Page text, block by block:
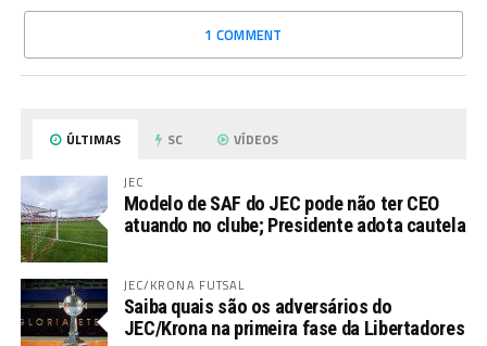
1 COMMENT
ÚLTIMAS SC VÍDEOS
JEC
Modelo de SAF do JEC pode não ter CEO
atuando no clube; Presidente adota cautela
JEC/KRONA FUTSAL
Saiba quais são os adversários do
JEC/Krona na primeira fase da Libertadores